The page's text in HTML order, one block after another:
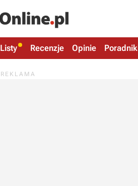
Listy Recenzje Opinie